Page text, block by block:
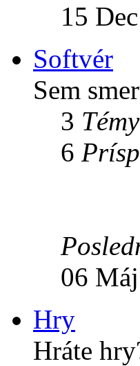
15
Softvér
Sem
3 Témy
6
06
Hry
Hráte